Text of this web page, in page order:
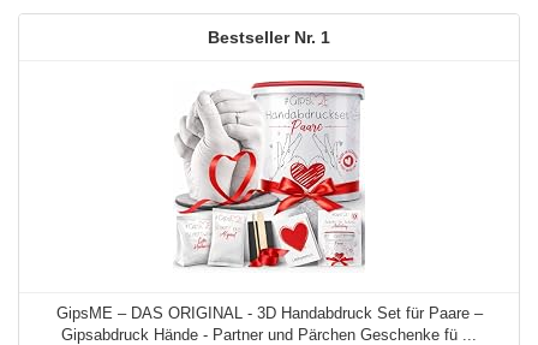
1
GipsME – DAS ORIGINAL - 3D Handabdruck Set für Paare –
Gipsabdruck Hände - Partner und Pärchen Geschenke fü ...